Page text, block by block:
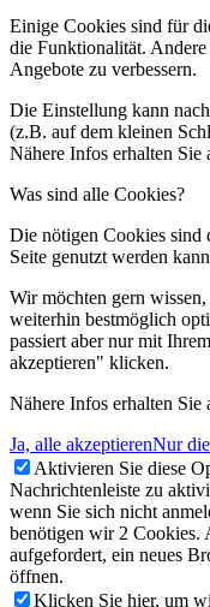
Einige Cookies sind für
die Funktionalität.
Angebote zu verbessern.
Die Einstellung kann
(z.B. auf dem kleinen
Nähere Infos erhalten Sie
Was sind alle Cookies?
Die nötigen Cookies sind
Seite genutzt werden
Wir möchten gern
weiterhin bestmöglich
passiert aber nur mit
akzeptieren" klicken.
Nähere Infos erhalten Sie
Ja, alle akzeptierenNur
Aktivieren Sie diese
Nachrichtenleiste zu
wenn Sie sich nicht
benötigen wir 2 Cookies.
aufgefordert, ein neues
öffnen.
Klicken Sie hier, um